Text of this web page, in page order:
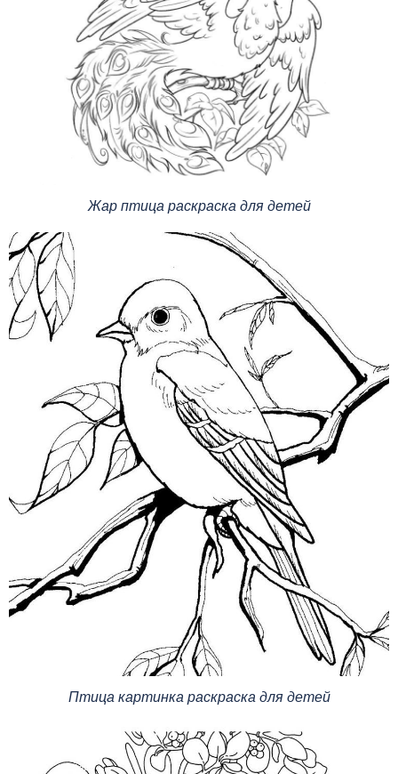
Жар птица раскраска для детей
Птица картинка раскраска для детей